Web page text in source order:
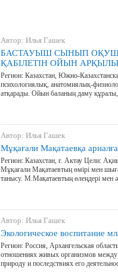
Автор: Илья Гашек
БАСТАУЫШ СЫНЫП
ҚАБІЛЕТІН ОЙЫН
Регион: Казахстан, Южно-
психологиялық, анатомиялық-
атқарады. Ойын баланың даму
Автор: Илья Гашек
Мұқағали Мақатаевқа
Регион: Казахстан, г. Актау Цели:
Мұқағали Мақатаевтың өмірі мен
танысу. М.Мақатаевтың өлеңдері
Автор: Илья Гашек
Экологическое воспитание
Регион: Россия, Архангельская
отношениях живых организмов между
природу и последствиях его